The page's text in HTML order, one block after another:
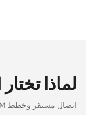
لماذا تختار eSIM4Travel للسفر إلى الصين باستخدام eSIM؟
اتصال مستقر وخطط eSIM مرنة مصممة للسفر في الصين.